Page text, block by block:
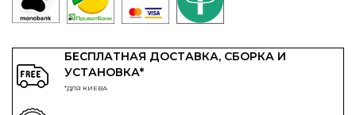
БЕСПЛАТНАЯ ДОСТАВКА, СБОРКА И
УСТАНОВКА*
*ДЛЯ КИЕВА